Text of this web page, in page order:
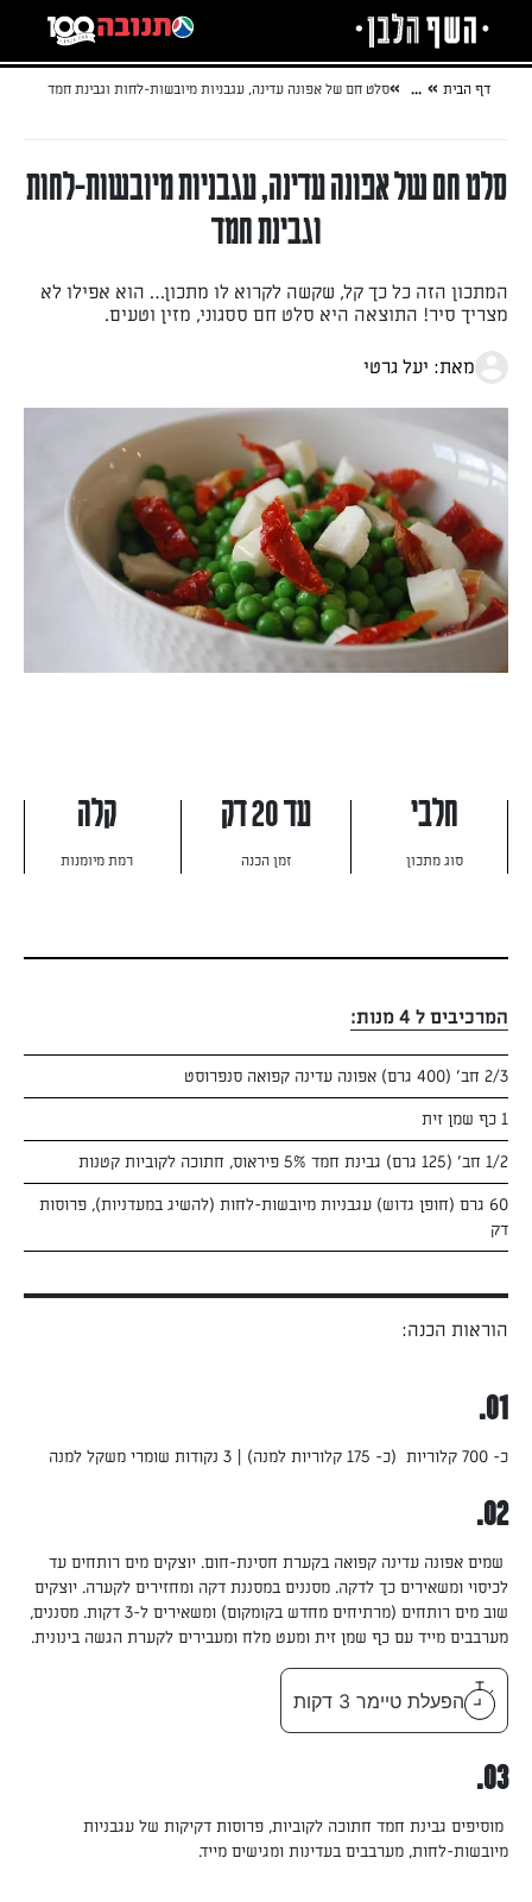
דף הבית »
...
»סלט חם של אפונה עדינה, עגבניות מיובשות-לחות וגבינת חמד
סלט חם של אפונה עדינה, עגבניות מיובשות-לחות
וגבינת חמד
המתכון הזה כל כך קל, שקשה לקרוא לו מתכון… הוא אפילו לא
מצריך סיר! התוצאה היא סלט חם ססגוני, מזין וטעים.
מאת: יעל גרטי
חלבי
סוג מתכון
עד 20 דק
זמן הכנה
קלה
רמת מיומנות
המרכיבים ל 4 מנות:
2/3 חב' (400 גרם) אפונה עדינה קפואה סנפרוסט
1 כף שמן זית
1/2 חב' (125 גרם) גבינת חמד 5% פיראוס, חתוכה לקוביות קטנות
60 גרם (חופן גדוש) עגבניות מיובשות-לחות (להשיג במעדניות), פרוסות
דק
הוראות הכנה:
01.
כ- 700 קלוריות (כ- 175 קלוריות למנה) | 3 נקודות שומרי משקל למנה
02.
שמים אפונה עדינה קפואה בקערת חסינת-חום. יוצקים מים רותחים עד
לכיסוי ומשאירים כך לדקה. מסננים במסננת דקה ומחזירים לקערה. יוצקים
שוב מים רותחים (מרתיחים מחדש בקומקום) ומשאירים ל-3 דקות. מסננים,
מערבבים מייד עם כף שמן זית ומעט מלח ומעבירים לקערת הגשה בינונית.
הפעלת טיימר 3 דקות
03.
מוסיפים גבינת חמד חתוכה לקוביות, פרוסות דקיקות של עגבניות
מיובשות-לחות, מערבבים בעדינות ומגישים מייד.